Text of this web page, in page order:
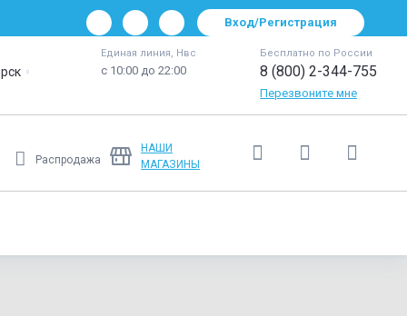
Вход/Регистрация
Единая линия, Нвс
с 10:00 до 22:00
Бесплатно по России
8 (800) 2-344-755
Перезвоните мне
Распродажа
НАШИ
МАГАЗИНЫ